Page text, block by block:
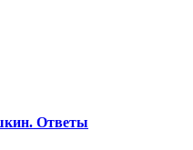
Ответы